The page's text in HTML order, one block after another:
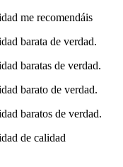
me recomendáis
barata de verdad.
baratas de verdad.
barato de verdad.
baratos de verdad.
de calidad